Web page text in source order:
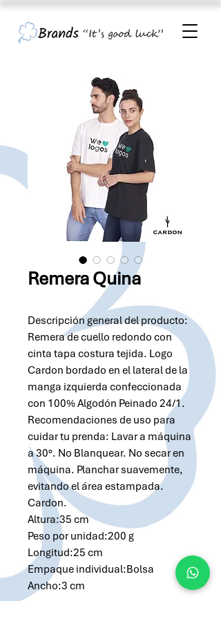
Remera Quina
Descripción general del producto:
Remera de cuello redondo con
cinta tapa costura tejida. Logo
Cardon bordado en el lateral de la
manga izquierda confeccionada
con 100% Algodón Peinado 24/1.
Recomendaciones de uso para
cuidar tu prenda: Lavar a máquina
a 30°. No Blanquear. No secar en
máquina. Planchar suavemente,
evitando el área estampada.
Cardon.
Altura:35 cm
Peso por unidad:200 g
Longitud:25 cm
Empaque individual:Bolsa
Ancho:3 cm